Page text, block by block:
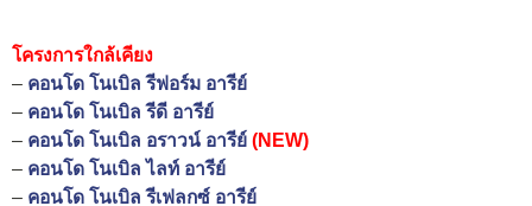
โครงการใกล้เคียง
– คอนโด โนเบิล รีฟอร์ม อารีย์
– คอนโด โนเบิล รีดี อารีย
– คอนโด โนเบิล อราวน์ อารีย์ (NEW)
– คอนโด โนเบิล ไลท์ อารีย์
– คอนโด โนเบิล รีเฟลกซ์ อารีย์